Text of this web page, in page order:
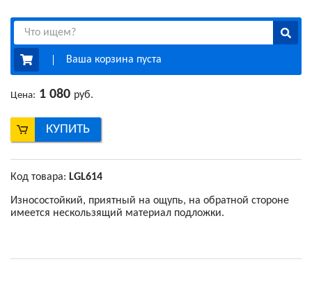
Ваша корзина пуста
Цена: 1 080 руб.
КУПИТЬ
Код товара: LGL614
Износостойкий, приятный на ощупь, на обратной стороне
имеется нескользящий материал подложки.